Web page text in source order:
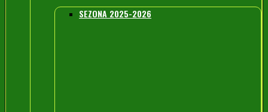
SEZONA 2025-2026